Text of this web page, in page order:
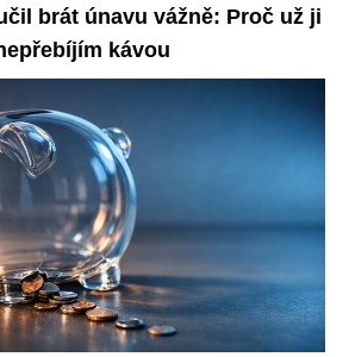
brát únavu vážně: Proč už ji
kávou